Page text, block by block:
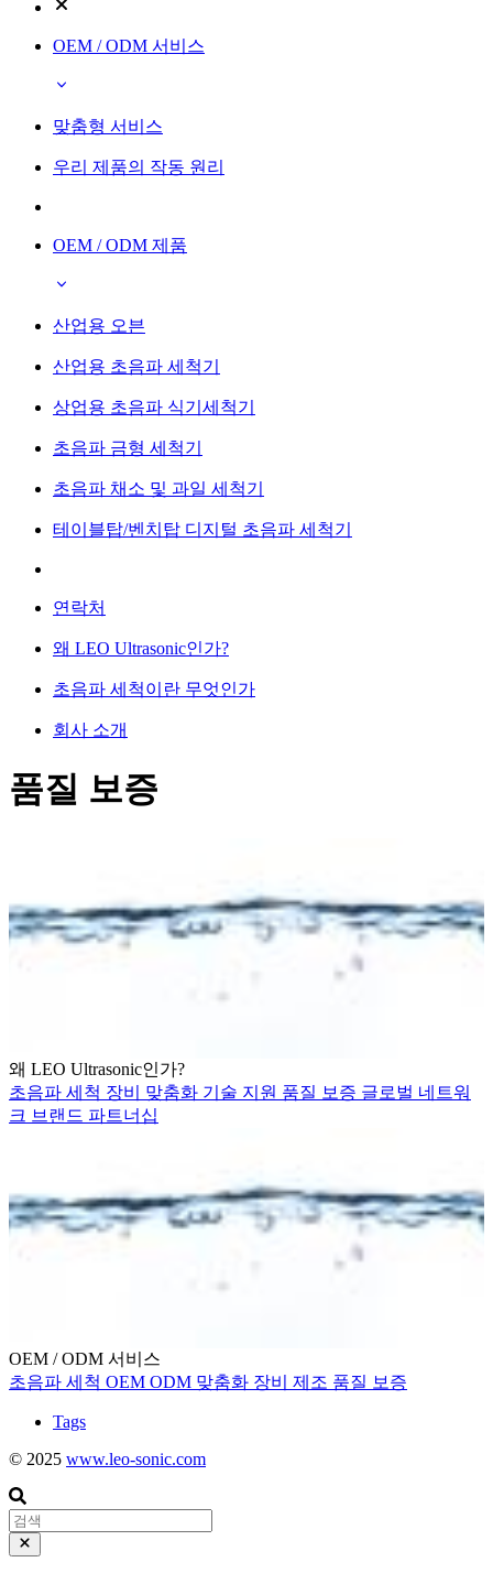
OEM / ODM 서비스
맞춤형 서비스
우리 제품의 작동 원리
OEM / ODM 제품
산업용 오븐
산업용 초음파 세척기
상업용 초음파 식기세척기
초음파 금형 세척기
초음파 채소 및 과일 세척기
테이블탑/벤치탑 디지털 초음파 세척기
연락처
왜 LEO Ultrasonic인가?
초음파 세척이란 무엇인가
회사 소개
품질 보증
왜 LEO Ultrasonic인가?
초음파 세척 장비 맞춤화 기술 지원 품질 보증 글로벌 네트워
크 브랜드 파트너십
OEM / ODM 서비스
초음파 세척 OEM ODM 맞춤화 장비 제조 품질 보증
Tags
© 2025 www.leo-sonic.com